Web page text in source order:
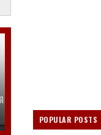
POPULAR POSTS